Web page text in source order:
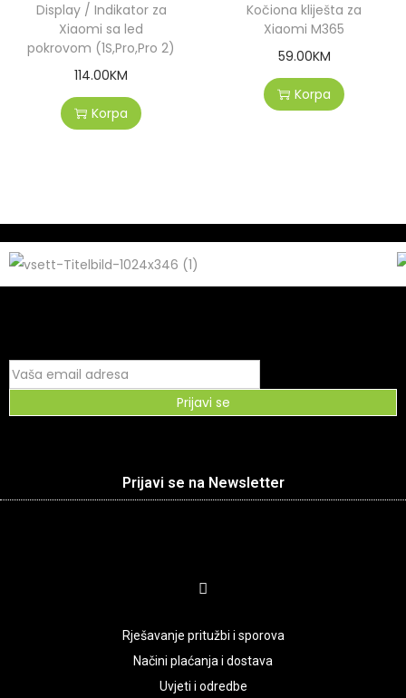
Display / Indikator za
Xiaomi sa led
pokrovom (1S,Pro,Pro 2)
114.00KM
Korpa
Kočiona kliješta za
Xiaomi M365
59.00KM
Korpa
Prijavi se
Prijavi se na Newsletter
Rješavanje pritužbi i sporova
Načini plaćanja i dostava
Uvjeti i odredbe